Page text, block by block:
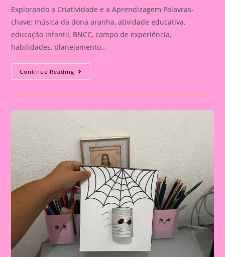
Explorando a Criatividade e a Aprendizagem Palavras-
chave: música da dona aranha, atividade educativa,
educação infantil, BNCC, campo de experiência,
habilidades, planejamento…
Continue Reading Atividade
Educativa
Dona
Aranha:
Explorando
A
Criatividade
E
A
Aprendizagem